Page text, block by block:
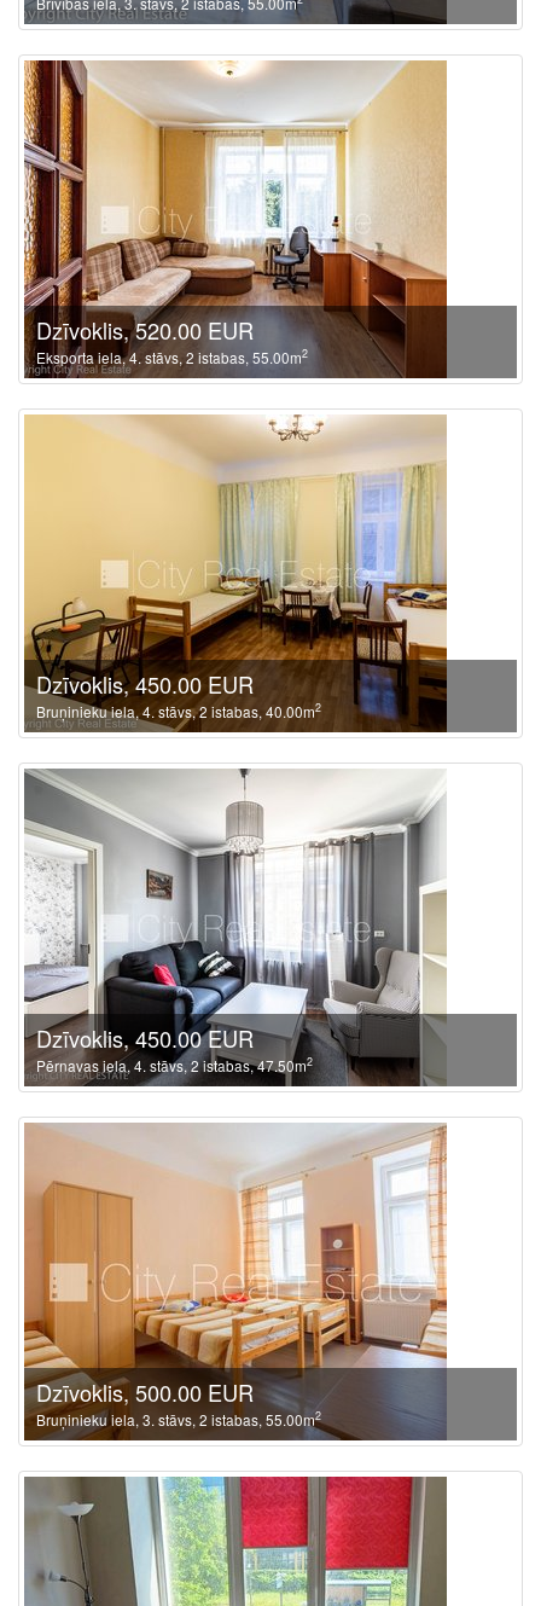
Dzīvoklis, 520.00 EUR
Eksporta iela, 4. stāvs, 2 istabas, 55.00m2
Dzīvoklis, 450.00 EUR
Bruņinieku iela, 4. stāvs, 2 istabas, 40.00m2
Dzīvoklis, 450.00 EUR
Pērnavas iela, 4. stāvs, 2 istabas, 47.50m2
Dzīvoklis, 500.00 EUR
Bruņinieku iela, 3. stāvs, 2 istabas, 55.00m2